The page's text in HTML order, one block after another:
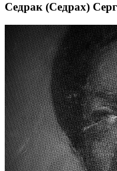
Седрак (Седрах)